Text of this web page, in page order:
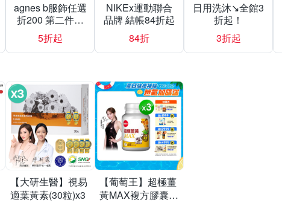
agnes b服飾任選
折200 第二件折
500
5折起
NIKEx運動聯合
品牌 結帳84折起
84折
日用洗沐↘全館3
折起！
3折起
【大研生醫】視易
適葉黃素(30粒)x3
【葡萄王】超極薑
黃MAX複方膠囊